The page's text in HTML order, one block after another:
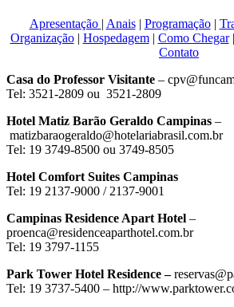
Apresentação | Anais| Programação|
Organização| Hospedagem| Como Chegar|
Contato
Casa do Professor Visitante –
Tel: 3521-2809 ou 3521-2809
Hotel Matiz Barão Geraldo Campinas –
matizbaraogeraldo@hotelariabrasil.com.br
Tel: 19 3749-8500 ou 3749-8505
Hotel Comfort Suites Campinas
Tel: 19 2137-9000 / 2137-9001
Campinas Residence Apart Hotel –
proenca@residenceaparthotel.com.br
Tel: 19 3797-1155
Park Tower Hotel Residence –
Tel: 19 3737-5400 – http://